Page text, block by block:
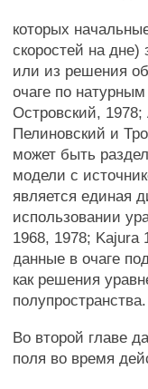
которых
скоростей на
или из решения
очаге по
Островский,
Пелиновский и
может быть
модели с
является единая
использовании
1968, 1978; Kajura
данные в очаге
как решения
полупространства.
Во второй главе
поля во время